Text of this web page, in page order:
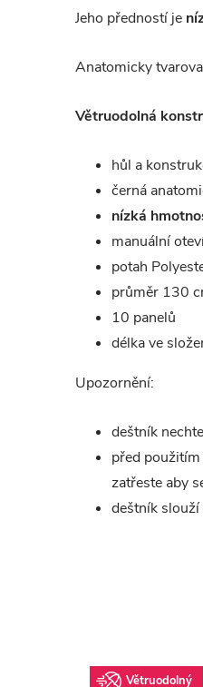
Jeho předností je
Anatomicky
Větruodolná
hůl a
černá
nízká
manuální
potah
průměr 130
10 panelů
délka ve
Upozornění:
deštník
před
zatřeste aby
deštník slouží
Větruodolný